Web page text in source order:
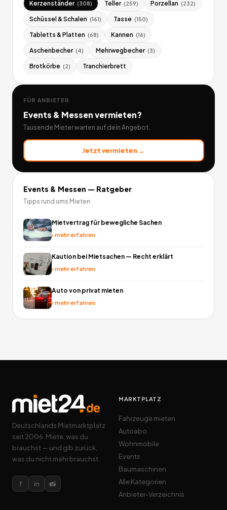
Kerzenständer (308) Teller (259) Porzellan (232)
Schüssel & Schalen (161) Tasse (150)
Tabletts & Platten (68) Kannen (16)
Aschenbecher (4) Mehrwegbecher (3)
Brotkörbe (2) Tranchierbrett
FÜR ANBIETER
Events & Messenvermieten?
Tausende Mieter warten auf dein Angebot.
Jetzt vermieten →
Events & Messen — Ratgeber
Tipps rund ums Mieten
Mietvertrag für bewegliche Sachen
›mehr erfahren
Kaution bei Mietsachen — Recht erklärt
›mehr erfahren
Auto von privat mieten
›mehr erfahren
Deutschlands Mietmarktplatz
seit 2006. Miete, was du
brauchst — und gib zurück,
was du nicht mehr brauchst.
f in 📸
MARKTPLATZ
Fahrzeuge mieten
Autoabo
Wohnmobile
Events
Baumaschinen
Alle Kategorien
Anbieter-Verzeichnis